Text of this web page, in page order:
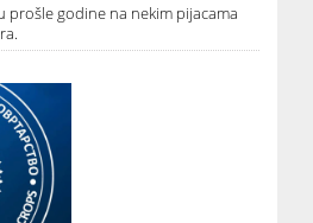
prošle godine na nekim pijacama